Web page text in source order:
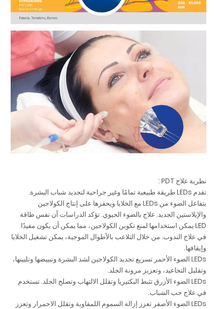
نظرية علاج PDT :
تقدم LEDs طريقة طبيعية تمامًا وغير جراحية لتجديد شباب البشرة.
يتفاعل الضوء من LEDs مع الخلايا ويحفزها على إنتاج الكولاجين
والإيلاستين الجديد. علاج بالضوء الحيوي. تؤكد الدراسات أن نفس طاقة
LED يمكن استخدامها لمنع تكوين الكولاجين، مما يمكن أن يكون مفيدًا
في علاج الندوب. من خلال التلاعب بالأطوال الموجية، يمكن تشغيل الخلايا
وإيقافها.
LEDs الضوء الأحمر تسريع تجديد الكولاجين لشد البشرة وتبييضها وتليينها،
وتقليل التجاعيد، وتعزيز مرونة الجلد.
LEDs الضوء الأزرق تثبط البكتيريا وتقلل الالتهاب وتصلح الجلد. تستخدم
في علاج حب الشباب.
LEDs الضوء الأصفر تعزز إزالة السموم اللمفاوية وتقلل الاحمرار وتعزز